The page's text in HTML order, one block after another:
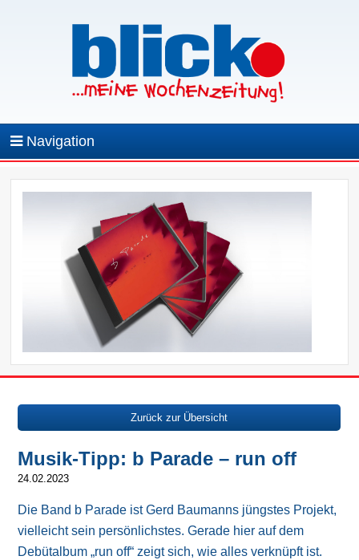
Navigation
Zurück zur Übersicht
Musik-Tipp: b Parade – run off
24.02.2023
Die Band b Parade ist Gerd Baumanns jüngstes Projekt,
vielleicht sein persönlichstes. Gerade hier auf dem
Debütalbum „run off“ zeigt sich, wie alles verknüpft ist.